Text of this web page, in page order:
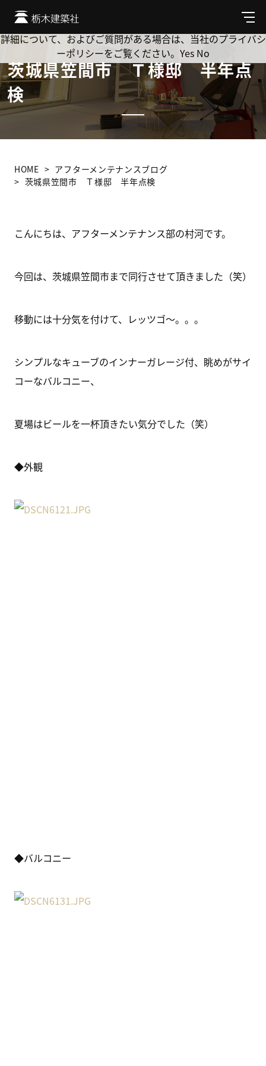
メ
ニ
ュ
茨城県笠間市 Ｔ様邸 半年点
検
HOME
アフターメンテナンスブログ
茨城県笠間市 Ｔ様邸 半年点検
こんにちは、アフターメンテナンス部の村河です。
今回は、茨城県笠間市まで同行させて頂きました（笑）
移動には十分気を付けて、レッツゴ～。。。
シンプルなキューブのインナーガレージ付、眺めがサイ
コーなバルコニー、
夏場はビールを一杯頂きたい気分でした（笑）
◆外観
◆バルコニー
Cookie を使用して、お客様の活動を追跡してもよろしいです
か? 当社ではお客様のプライバシーを極めて重視しています。
詳細について、およびご質問がある場合は、当社のプライバシ
ーポリシーをご覧ください。 Yes No